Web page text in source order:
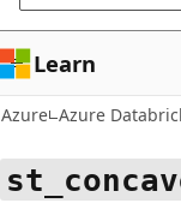
Learn
Azure Azure